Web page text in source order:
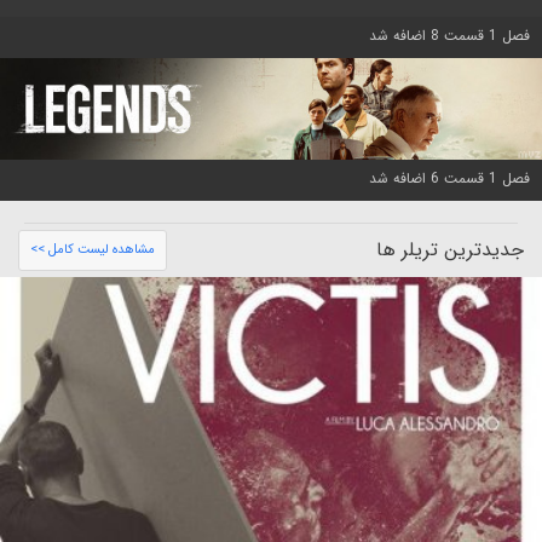
فصل 1 قسمت 8 اضافه شد
فصل 1 قسمت 6 اضافه شد
جدیدترین تریلر ها مشاهده لیست کامل >>